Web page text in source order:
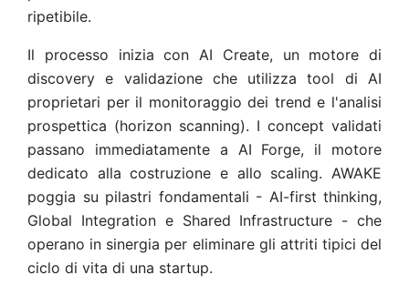
ripetibile.
Il processo inizia con AI Create, un motore di
discovery e validazione che utilizza tool di AI
proprietari per il monitoraggio dei trend e l'analisi
prospettica (horizon scanning). I concept validati
passano immediatamente a AI Forge, il motore
dedicato alla costruzione e allo scaling. AWAKE
poggia su pilastri fondamentali - AI-first thinking,
Global Integration e Shared Infrastructure - che
operano in sinergia per eliminare gli attriti tipici del
ciclo di vita di una startup.